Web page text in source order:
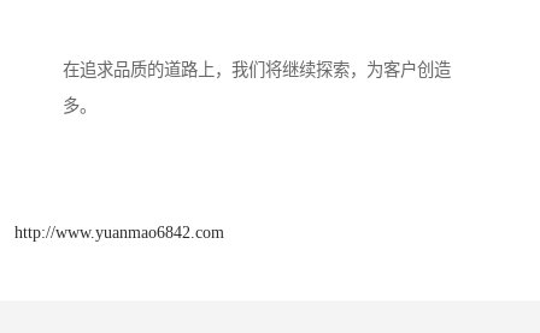
在追求品质的道路上，我们将继续探索，为客户创造
多。
http://www.yuanmao6842.com